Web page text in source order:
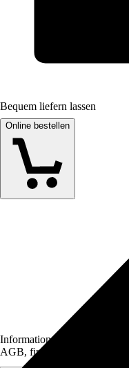
Bequem liefern lassen
Online bestellen
Informationen des
AGB, finden Sie bei Klick